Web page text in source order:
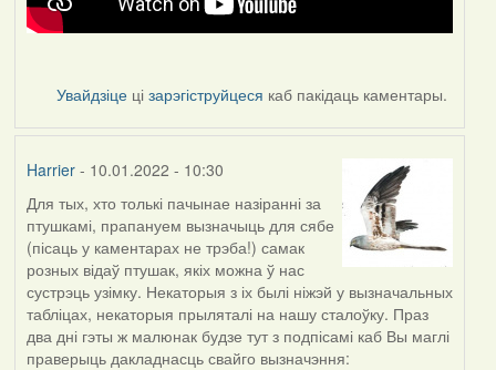
Увайдзіце цізарэгіструйцеся каб пакідаць каментары.
Harrier- 10.01.2022 - 10:30
Для тых, хто толькі пачынае назіранні за
птушкамі, прапануем вызначыць для сябе
(пісаць у каментарах не трэба!) самак
розных відаў птушак, якіх можна ў нас
сустрэць узімку. Некаторыя з іх былі ніжэй у вызначальных
табліцах, некаторыя прыляталі на нашу сталоўку. Праз
два дні гэты ж малюнак будзе тут з подпісамі каб Вы маглі
праверыць дакладнасць свайго вызначэння: